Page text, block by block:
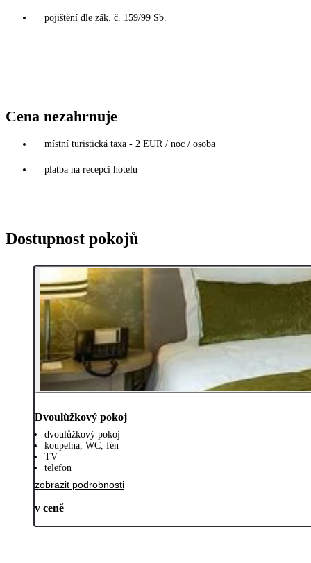
pojištění dle zák. č. 159/99 Sb.
Cena nezahrnuje
místní turistická taxa - 2 EUR / noc / osoba
platba na recepci hotelu
Dostupnost pokojů
Dvoulůžkový pokoj
dvoulůžkový pokoj
koupelna, WC, fén
TV
telefon
zobrazit podrobnosti
v ceně